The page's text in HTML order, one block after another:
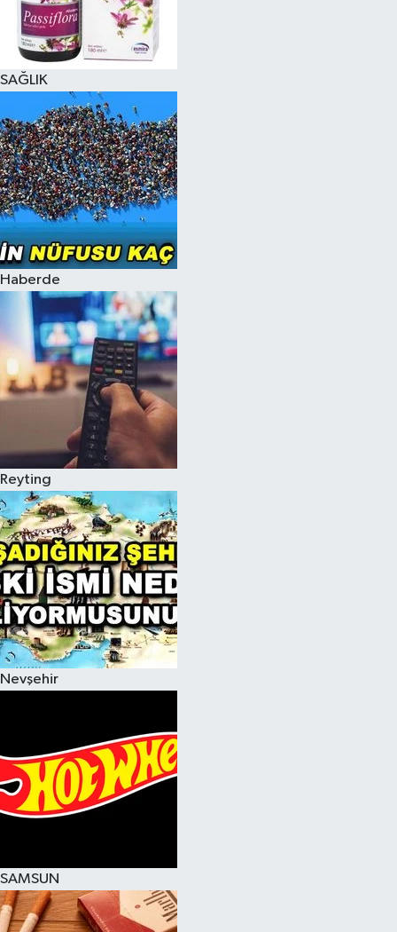
SAĞLIK
Haberde
Reyting
Nevşehir
SAMSUN